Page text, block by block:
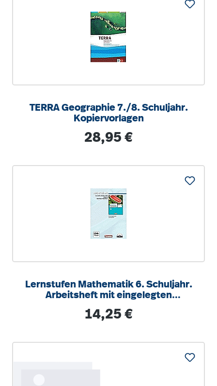
TERRA Geographie 7./8. Schuljahr.
Kopiervorlagen
Regulärer Preis:
28,95 €
Lernstufen Mathematik 6. Schuljahr.
Arbeitsheft mit eingelegten
Regulärer Preis:
14,25 €